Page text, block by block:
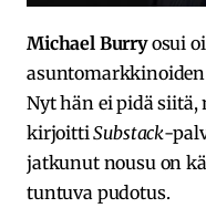
Michael Burryosui
asuntomarkkinoiden
Nyt hän ei pidä siitä,
kirjoittiSubstack-
jatkunut nousu on
tuntuva pudotus.